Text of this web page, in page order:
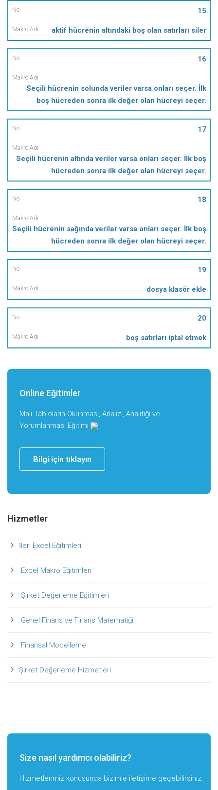
15
aktif hücrenin altındaki boş olan satırları siler
16
Seçili hücrenin solunda veriler varsa onları seçer. İlk
boş hücreden sonra ilk değer olan hücreyi seçer.
17
Seçili hücrenin altında veriler varsa onları seçer. İlk boş
hücreden sonra ilk değer olan hücreyi seçer.
18
Seçili hücrenin sağında veriler varsa onları seçer. İlk boş
hücreden sonra ilk değer olan hücreyi seçer.
19
dosya klasör ekle
20
boş satırları iptal etmek
Online Eğitimler
Mali Tabloların Okunması, Analizi, Analitiği ve
Yorumlanması Eğitimi
Bilgi için tıklayın
Hizmetler
İleri Excel Eğitimleri
Excel Makro Eğitimleri
Şirket Değerleme Eğitimleri
Genel Finans ve Finans Matematiği
Finansal Modelleme
Şirket Değerleme Hizmetleri
Size nasıl yardımcı olabiliriz?
Hizmetlerimiz konusunda bizimle iletişime geçebilirsiniz.